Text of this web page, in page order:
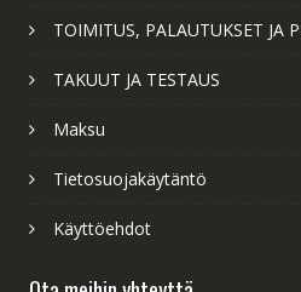
TOIMITUS, PALAUTUKSET JA
TAKUUT JA TESTAUS
Maksu
Tietosuojakäytäntö
Käyttöehdot